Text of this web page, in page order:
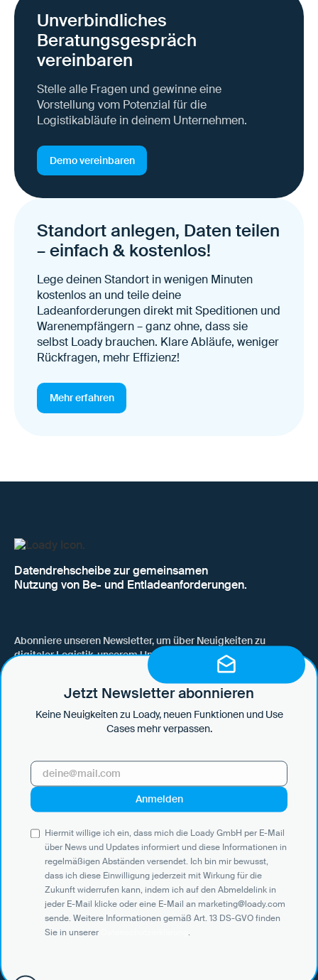
Unverbindliches
Beratungsgespräch
vereinbaren
Stelle alle Fragen und gewinne eine
Vorstellung vom Potenzial für die
Logistikabläufe in deinem Unternehmen.
Demo vereinbaren
Standort anlegen, Daten teilen
– einfach & kostenlos!
Lege deinen Standort in wenigen Minuten
kostenlos an und teile deine
Ladeanforderungen direkt mit Speditionen und
Warenempfängern – ganz ohne, dass sie
selbst Loady brauchen. Klare Abläufe, weniger
Rückfragen, mehr Effizienz!
Mehr erfahren
Datendrehscheibe zur gemeinsamen
Nutzung von Be- und Entladeanforderungen.
Abonniere unseren Newsletter, um über Neuigkeiten zu
digitaler Logistik, unserem Unternehmen, neuen Funktionen
und Use Cases auf dem Laufenden zu bleiben.
Hiermit willige ich ein, dass mich die Loady GmbH per E-Mail über
News und Updates informiert und diese Informationen in
regelmäßigen Abständen versendet. Ich bin mir bewusst, dass ich
diese Einwilligung jederzeit mit Wirkung für die Zukunft widerrufen
E-Mail an marketing@loady.com sende. Weitere Informationen
gemäß Art. 13 DS-GVO finden Sie in unsererDatenschutzerklärung
Use Cases
Verlader
Jetzt Newsletter abonnieren
Keine Neuigkeiten zu Loady, neuen Funktionen und Use
Cases mehr verpassen.
Hiermit willige ich ein, dass mich die Loady GmbH per E-Mail
über News und Updates informiert und diese Informationen in
regelmäßigen Abständen versendet. Ich bin mir bewusst,
dass ich diese Einwilligung jederzeit mit Wirkung für die
Zukunft widerrufen kann, indem ich auf den Abmeldelink in
jeder E-Mail klicke oder eine E-Mail an marketing@loady.com
sende. Weitere Informationen gemäß Art. 13 DS-GVO finden
Sie in unserer
.